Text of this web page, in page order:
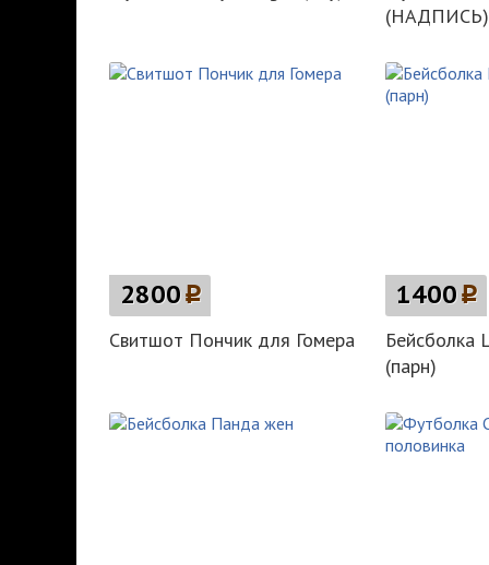
(НАДПИСЬ)
2800p
Свитшот Пончик для Гомера
1400p
Бейсболка
(парн)